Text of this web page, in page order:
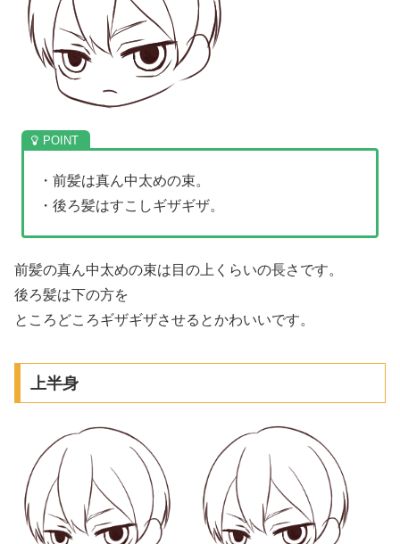
・前髪は真ん中太めの束。
・後ろ髪はすこしギザギザ。
前髪の真ん中太めの束は目の上くらいの長さです。
後ろ髪は下の方を
ところどころギザギザさせるとかわいいです。
上半身